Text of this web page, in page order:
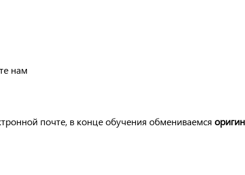
нам
почте, в конце обучения обмениваемся